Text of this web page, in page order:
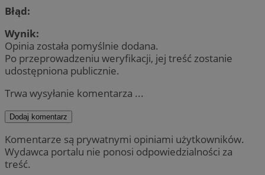
Błąd:
Wynik:
Opinia została pomyślnie dodana.
Po przeprowadzeniu weryfikacji, jej treść zostanie
udostępniona publicznie.
Trwa wysyłanie komentarza ...
Dodaj komentarz
Komentarze są prywatnymi opiniami użytkowników.
Wydawca portalu nie ponosi odpowiedzialności za
treść.